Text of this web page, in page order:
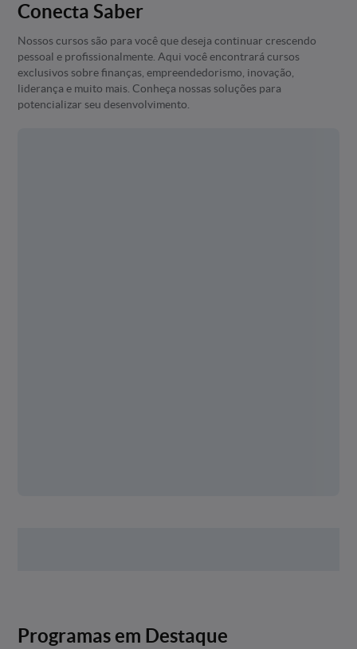
Conecta Saber
Nossos cursos são para você que deseja continuar crescendo
pessoal e profissionalmente. Aqui você encontrará cursos
exclusivos sobre finanças, empreendedorismo, inovação,
liderança e muito mais. Conheça nossas soluções para
potencializar seu desenvolvimento.
Programas em Destaque